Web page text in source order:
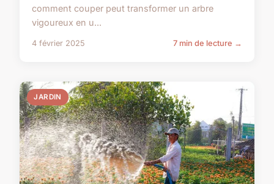
comment couper peut transformer un arbre
vigoureux en u...
4 février 2025 7 min de lecture →
JARDIN